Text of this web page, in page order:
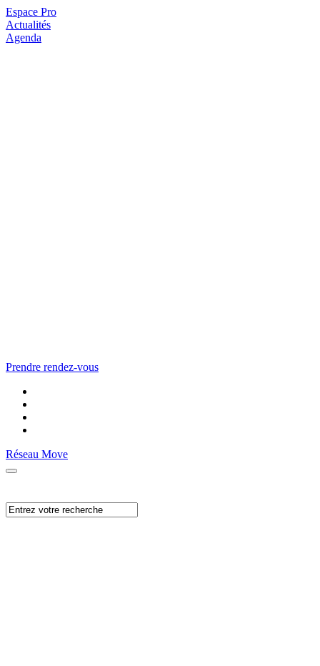
Espace Pro
Actualités
Agenda
Prendre rendez-vous
Réseau Move